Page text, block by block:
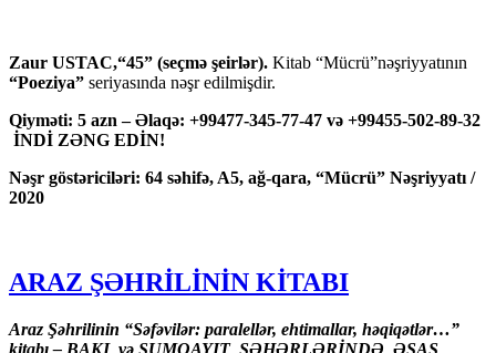
Zaur USTAC,“45” (seçmə şeirlər). Kitab “Mücrü”nəşriyyatının
“Poeziya” seriyasında nəşr edilmişdir.
Qiyməti: 5 azn – Əlaqə: +99477-345-77-47 və +99455-502-89-32
İNDİ ZƏNG EDİN!
Nəşr göstəriciləri: 64 səhifə, A5, ağ-qara, “Mücrü” Nəşriyyatı /
2020
ARAZ ŞƏHRİLİNİN KİTABI
Araz Şəhrilinin “Səfəvilər: paralellər, ehtimallar, həqiqətlər…”
kitabı – BAKI və SUMQAYIT ŞƏHƏRLƏRİNDƏ ƏSAS